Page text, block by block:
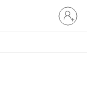
Accedi
con
il
account